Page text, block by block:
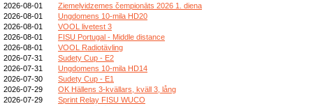
2026-08-01
Ziemeļvidzemes čempionāts 2026 1. diena
2026-08-01
Ungdomens 10-mila HD20
2026-08-01
VOOL livetest 3
2026-08-01
FISU Portugal - Middle distance
2026-08-01
VOOL Radiotävling
2026-07-31
Sudety Cup - E2
2026-07-31
Ungdomens 10-mila HD14
2026-07-30
Sudety Cup - E1
2026-07-29
OK Hällens 3-kvällars, kväll 3, lång
2026-07-29
Sprint Relay FISU WUCO